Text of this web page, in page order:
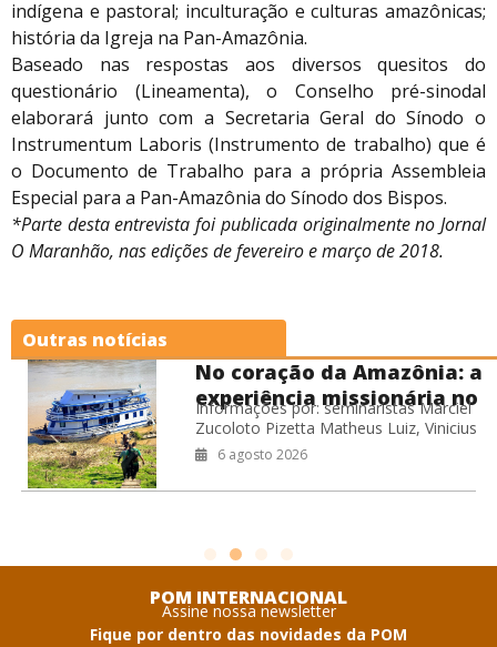
indígena e pastoral; inculturação e culturas amazônicas;
história da Igreja na Pan-Amazônia.
Baseado nas respostas aos diversos quesitos do
questionário (Lineamenta), o Conselho pré-sinodal
elaborará junto com a Secretaria Geral do Sínodo o
Instrumentum Laboris (Instrumento de trabalho) que é
o Documento de Trabalho para a própria Assembleia
Especial para a Pan-Amazônia do Sínodo dos Bispos.
*Parte desta entrevista foi publicada originalmente no Jornal
O Maranhão, nas edições de fevereiro e março de 2018.
Outras notícias
No coração da Amazônia: a
experiência missionária no
Barco Hospital Laguna
Negra
Informações por: seminaristas Marciel
Zucoloto Pizetta Matheus Luiz, Vinicius
Leite de Oliveira Willian Miranda Cardoso
Durante o período de férias do
seminário, os seminaristas
6 agosto 2026
POM INTERNACIONAL
Assine nossa newsletter
Fique por dentro das novidades da POM